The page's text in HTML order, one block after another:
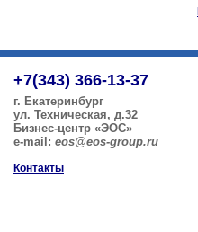
+7(343) 366-13-37
г. Екатеринбург
ул. Техническая, д.32
Бизнес-центр «ЭОС»
e-mail: eos@eos-group.ru
Контакты